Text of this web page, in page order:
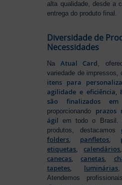
alta qualidade, desde a
entrega do produto final.
Diversidade de
Necessidades
NaAtual Card,
variedade de impressos,
itens para
agilidade e eficiência,
são finalizados
proporcionando prazos
ágil em todo o Brasil.
produtos, destacamos
folders, panfletos,
etiquetas,calendários
canecas,canetas,
tapetes, luminárias
Atendemos